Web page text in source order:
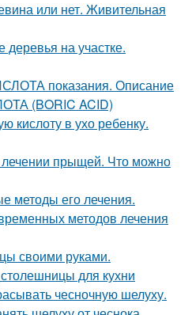
или нет. Живительная
деревья на участке.
показания. Описание
(BORIC ACID)
кислоту в ухо ребенку.
прыщей. Что можно
методы его лечения.
методов лечения
своими руками.
для кухни
чесночную шелуху.